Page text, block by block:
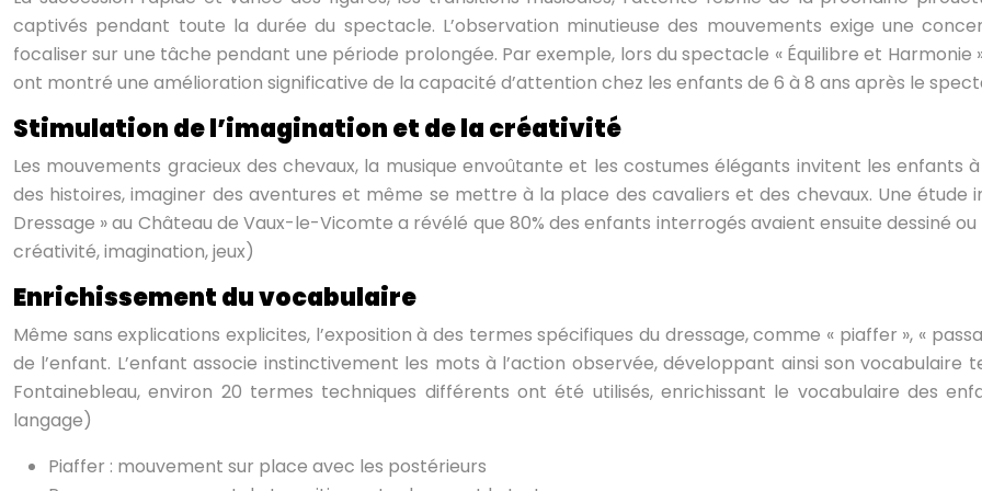
captivés pendant toute la durée du spectacle. L’observation minutieuse des mouvements exige une
focaliser sur une tâche pendant une période prolongée. Par exemple, lors du spectacle « Équilibre et Harmonie
ont montré une amélioration significative de la capacité d’attention chez les enfants de 6 à 8 ans après le
Stimulation de l’imagination et de la créativité
Les mouvements gracieux des chevaux, la musique envoûtante et les costumes élégants invitent les enfants
des histoires, imaginer des aventures et même se mettre à la place des cavaliers et des chevaux. Une étude
Dressage » au Château de Vaux-le-Vicomte a révélé que 80% des enfants interrogés avaient ensuite dessiné
créativité, imagination, jeux)
Enrichissement du vocabulaire
Même sans explications explicites, l’exposition à des termes spécifiques du dressage, comme « piaffer », «
de l’enfant. L’enfant associe instinctivement les mots à l’action observée, développant ainsi son vocabulaire
Fontainebleau, environ 20 termes techniques différents ont été utilisés, enrichissant le vocabulaire des
langage)
Piaffer : mouvement sur place avec les postérieurs